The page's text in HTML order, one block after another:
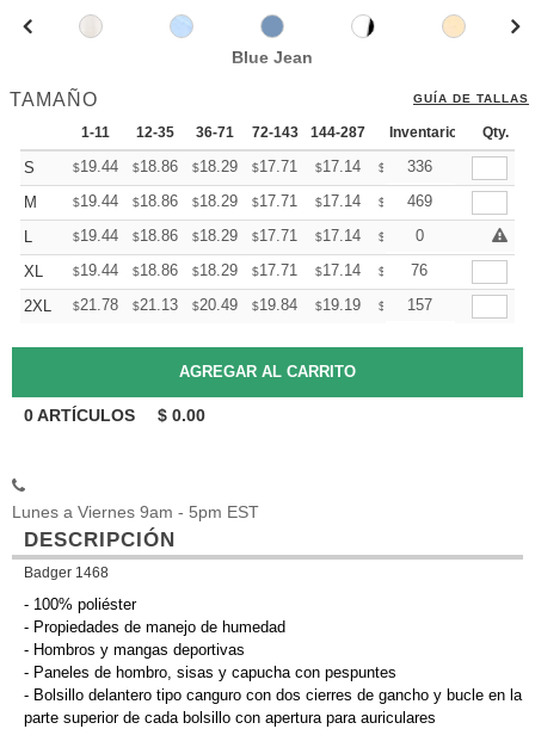
Blue Jean
TAMAÑO GUÍA DE TALLAS
1-11 12-35 36-71 72-143 144-287 288 + Mas
Inventario Qty.
S $19.44 $18.86 $18.29 $17.71 $17.14 $ 16.85
336
M
$19.44 $18.86 $18.29 $17.71 $17.14 $ 16.85
469
L
$19.44 $18.86 $18.29 $17.71 $17.14 $ 16.85
0
XL
$19.44 $18.86 $18.29 $17.71 $17.14 $ 16.85
76
2XL
$21.78 $21.13 $20.49 $19.84 $19.19 $ 18.87
157
0ARTÍCULOS $ 0.00
Lunes a Viernes 9am - 5pm EST
DESCRIPCIÓN
Badger 1468
- 100% poliéster
- Propiedades de manejo de humedad
- Hombros y mangas deportivas
- Paneles de hombro, sisas y capucha con pespuntes
- Bolsillo delantero tipo canguro con dos cierres de gancho y bucle en la
parte superior de cada bolsillo con apertura para auriculares